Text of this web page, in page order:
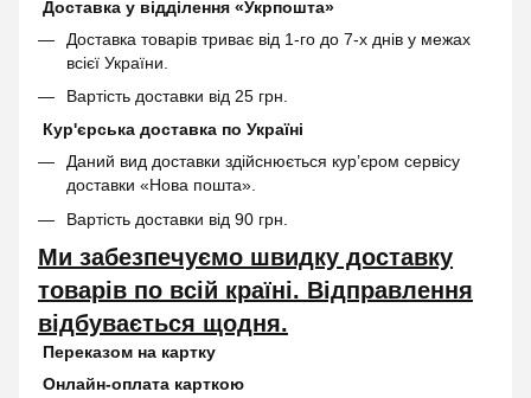
Доставка у відділення «Укрпошта»
Доставка товарів триває від 1-го до 7-х днів у межах
всієї України.
Вартість доставки від 25 грн.
Кур'єрська доставка по Україні
Даний вид доставки здійснюється кур’єром сервісу
доставки «Нова пошта».
Вартість доставки від 90 грн.
Ми забезпечуємо швидку доставку
товарів по всій країні. Відправлення
відбувається щодня.
Переказом на картку
Онлайн-оплата карткою